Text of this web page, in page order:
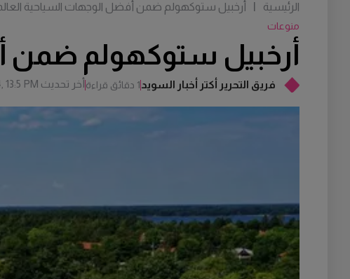
فريق التحرير أكتر أخبار السويد1 دقائق قراءة أخر تحديث 13:5 PM
أرخبيل ستوكهولم ضمن
منوعات
الرئيسية | أرخبيل ستوكهولم ضمن أفضل الوجهات السياحية العالمية